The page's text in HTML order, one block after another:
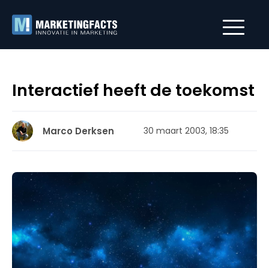
Interactief heeft de toekomst
Marco Derksen 30 maart 2003, 18:35